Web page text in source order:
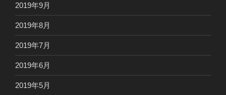
2019年9月
2019年8月
2019年7月
2019年6月
2019年5月